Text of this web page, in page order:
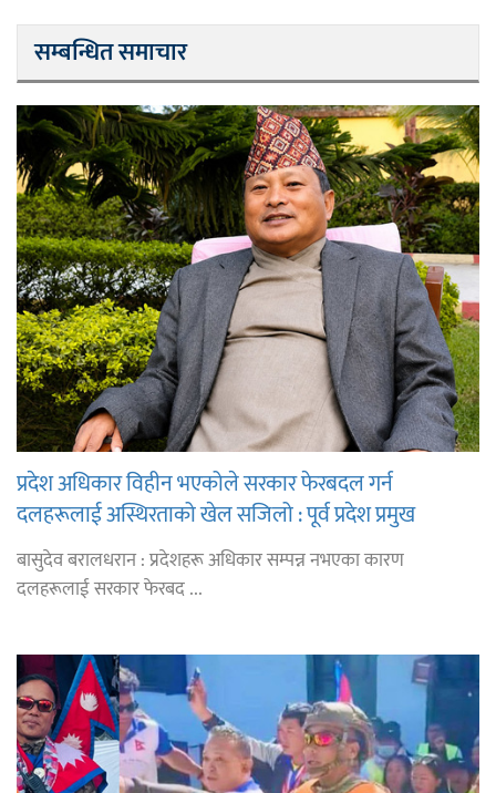
सम्बन्धित समाचार
प्रदेश अधिकार विहीन भएकोले सरकार फेरबदल गर्न
दलहरूलाई अस्थिरताको खेल सजिलो : पूर्व प्रदेश प्रमुख
तुम्बाहाङ
बासुदेव बरालधरान : प्रदेशहरू अधिकार सम्पन्न नभएका कारण
दलहरूलाई सरकार फेरबद ...